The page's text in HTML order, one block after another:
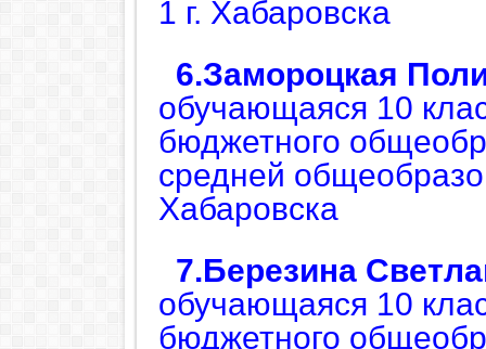
1 г. Хабаровска
6.Замороцкая
обучающаяся 10
бюджетного
средней
Хабаровска
7.Березина
обучающаяся 10
бюджетного